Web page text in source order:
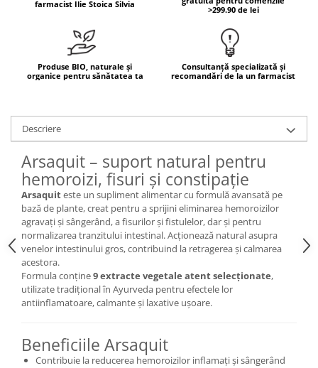
OOTD
Medicube
Dr. Althea
DELLA BORN
Seminte de in
Silimarina
Ulei de peste
Ulei MCT
Vitamina A
Vitamina B
Vitamina C
Vitamina D
Vitamina E
Vitamina K
Zinc
Chlorella
farmacist Ilie Stoica Silvia
>299.90 de lei
Produse BIO, naturale și
organice pentru sănătatea ta
Consultanță specializată și
recomandări de la un farmacist
Descriere
Arsaquit – suport natural pentru
hemoroizi, fisuri și constipație
Arsaquiteste un supliment alimentar cu formulă avansată pe
bază de plante, creat pentru a sprijini eliminarea hemoroizilor
agravați și sângerând, a fisurilor și fistulelor, dar și pentru
normalizarea tranzitului intestinal. Acționează natural asupra
venelor intestinului gros, contribuind la retragerea și calmarea
acestora.
Formula conține9 extracte vegetale atent selecționate,
utilizate tradițional în Ayurveda pentru efectele lor
antiinflamatoare, calmante și laxative ușoare.
Beneficiile Arsaquit
Contribuie la reducerea hemoroizilor inflamați și sângerând